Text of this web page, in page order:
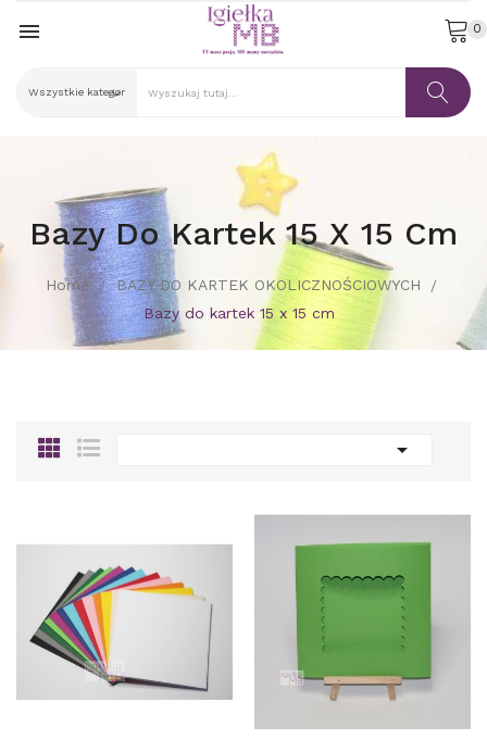
 0
Bazy Do Kartek 15 X 15 Cm
Home
BAZY DO KARTEK OKOLICZNOŚCIOWYCH
Bazy do kartek 15 x 15 cm
